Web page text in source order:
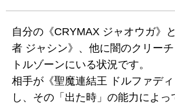
自分の《CRYMAX ジャオウガ》
者 ジャシン》、他に闇のクリー
トルゾーンにいる状況です。
相手が《聖魔連結王 ドルファデ
し、その「出た時」の能力によっ